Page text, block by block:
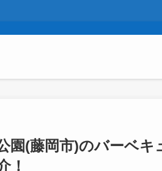
園(藤岡市)のバーベ
！